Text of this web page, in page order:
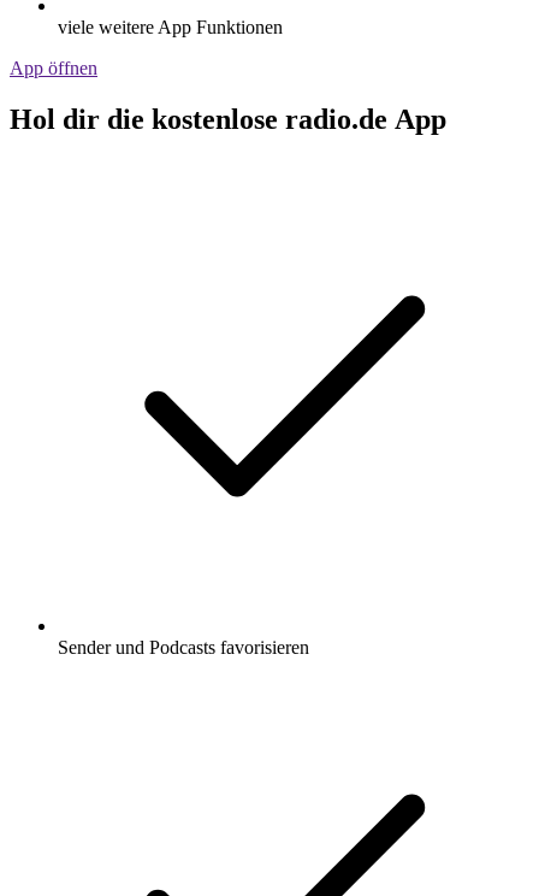
viele weitere App Funktionen
App öffnen
Hol dir die kostenlose radio.de App
Sender und Podcasts favorisieren